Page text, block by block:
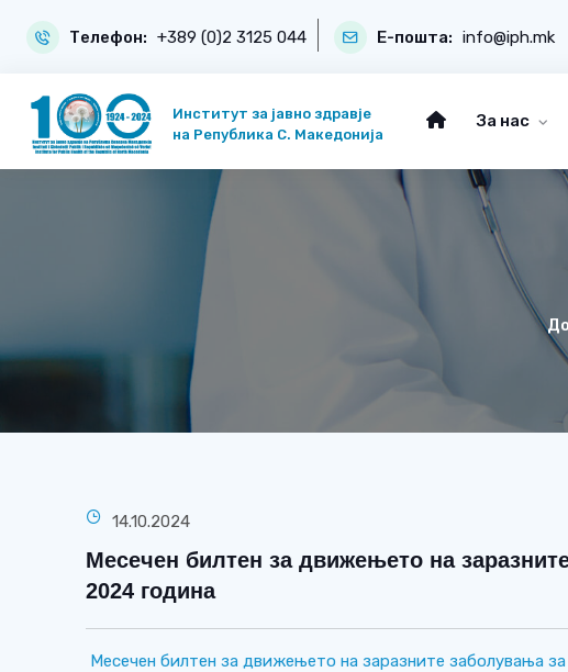
Телефон: +389 (0)2 3125 044 Е-пошта: info@iph.mk
Институт за јавно здравје
на Република С. Македонија
За нас
14.10.2024
Месечен билтен за движењето на
2024 година
Месечен билтен за движењето на заразните заболувања